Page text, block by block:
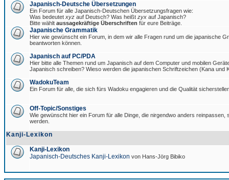
Japanisch-Deutsche Übersetzungen
Ein Forum für alle Japanisch-Deutschen Übersetzungsfragen wie:
Was bedeutet xyz auf Deutsch? Was heißt zyx auf Japanisch?
Bitte wählt aussagekräftige Überschriften für eure Beiträge.
Japanische Grammatik
Hier wie gewünscht ein Forum, in dem wir alle Fragen rund um die japanische
beantworten können.
Japanisch auf PC/PDA
Hier bitte alle Themen rund um Japanisch auf dem Computer und mobilen
Japanisch schreiben? Wieso werden die japanischen Schriftzeichen (Kana und
WadokuTeam
Ein Forum für alle, die sich fürs Wadoku engagieren und die Qualität
Off-Topic/Sonstiges
Wie gewünscht hier ein Forum für alle Dinge, die nirgendwo anders reinpassen,
werden.
Kanji-Lexikon
Kanji-Lexikon
Japanisch-Deutsches Kanji-Lexikon von Hans-Jörg Bibiko